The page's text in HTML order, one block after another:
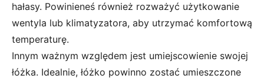
hałasy. Powinieneś również rozważyć użytkowanie
wentyla lub klimatyzatora, aby utrzymać komfortową
temperaturę.
Innym ważnym względem jest umiejscowienie swojej
łóżka. Idealnie, łóżko powinno zostać umieszczone